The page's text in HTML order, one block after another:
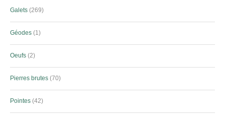
Galets 269
Géodes 1
Oeufs 2
Pierres brutes 70
Pointes 42